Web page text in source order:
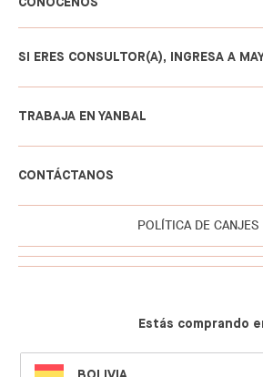
CONÓCENOS
SI ERES CONSULTOR(A), INGRESA A
TRABAJA EN YANBAL
CONTÁCTANOS
POLÍTICA DE CANJES
Estás comprando
SELECT